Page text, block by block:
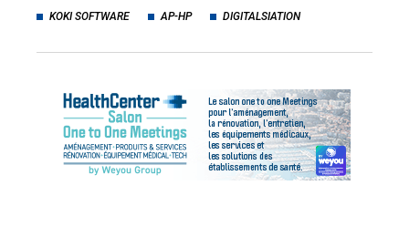
KOKI SOFTWARE AP-HP DIGITALSIATION